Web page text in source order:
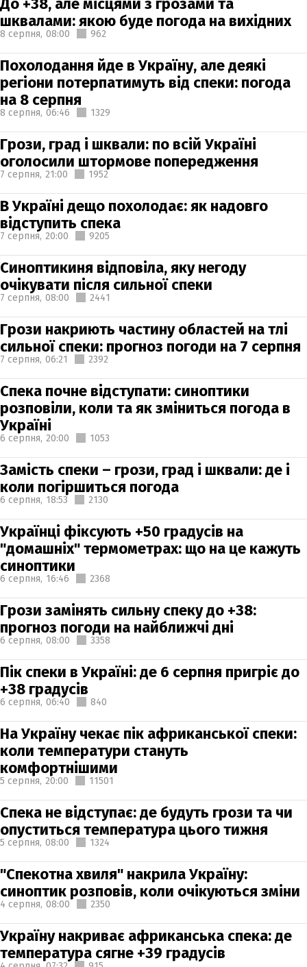
шквалами: якою буде погода на вихідних
8 серпня, 08:00 962
Похолодання йде в Україну, але деякі
регіони потерпатимуть від спеки: погода
на 8 серпня
8 серпня, 06:46 1329
Грози, град і шквали: по всій Україні
оголосили штормове попередження
7 серпня, 21:00 1952
В Україні дещо похолодає: як надовго
відступить спека
7 серпня, 20:00 9205
Синоптикиня відповіла, яку негоду
очікувати після сильної спеки
7 серпня, 08:00 2441
Грози накриють частину областей на тлі
сильної спеки: прогноз погоди на 7 серпня
7 серпня, 06:21 2392
Спека почне відступати: синоптики
розповіли, коли та як зміниться погода в
Україні
6 серпня, 20:00 1053
Замість спеки – грози, град і шквали: де і
коли погіршиться погода
6 серпня, 18:53 2130
Українці фіксують +50 градусів на
"домашніх" термометрах: що на це кажуть
синоптики
6 серпня, 16:46 2368
Грози замінять сильну спеку до +38:
прогноз погоди на найближчі дні
6 серпня, 08:00 3358
Пік спеки в Україні: де 6 серпня пригріє до
+38 градусів
6 серпня, 06:40 840
На Україну чекає пік африканської спеки:
коли температури стануть
комфортнішими
5 серпня, 20:00 11501
Спека не відступає: де будуть грози та чи
опуститься температура цього тижня
5 серпня, 08:00 1324
"Спекотна хвиля" накрила Україну:
синоптик розповів, коли очікуються зміни
4 серпня, 08:00 2350
Україну накриває африканська спека: де
температура сягне +39 градусів